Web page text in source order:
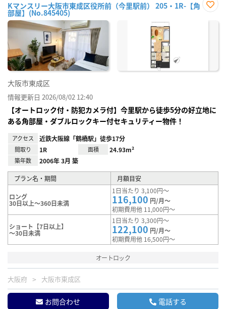
Kマンスリー大阪市東成区役所前（今里駅前） 205・1R-【角
部屋】(No.845405)
に入
大阪市東成区
情報更新日 2026/08/02 12:40
【オートロック付・防犯カメラ付】今里駅から徒歩5分の好立地に
ある角部屋・ダブルロックキー付セキュリティー物件！
アクセス 近鉄大阪線「鶴橋駅」徒歩17分
間取り 1R 面積 24.93m²
築年数 2006年 3月 築
プラン名・期間 月額目安
ロング
30日以上～360日未満
1日当たり 3,100円～
116,100 円/月～
初期費用他 11,000円～
ショート【7日以上】
～30日未満
1日当たり 3,300円～
122,100 円/月～
初期費用他 16,500円～
オートロック
大阪府 大阪市東成区
お問合わせ 電話する